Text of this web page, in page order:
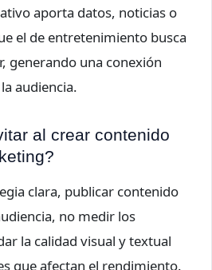
aporta datos, noticias o
el de entretenimiento busca
generando una conexión
audiencia.
al crear contenido
clara, publicar contenido
no medir los
la calidad visual y textual
que afectan el rendimiento.